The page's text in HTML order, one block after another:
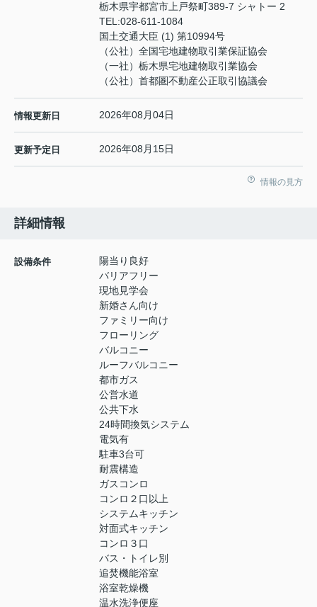
栃木県宇都宮市上戸祭町389-7 シャトー 2
TEL:028-611-1084
国土交通大臣 (1) 第10994号
（公社）全国宅地建物取引業保証協会
（一社）栃木県宅地建物取引業協会
（公社）首都圏不動産公正取引協議会
情報更新日 2026年08月04日
更新予定日 2026年08月15日
情報の見方
詳細情報
設備条件
陽当り良好
バリアフリー
現地見学会
新婚さん向け
ファミリー向け
フローリング
バルコニー
ルーフバルコニー
都市ガス
公営水道
公共下水
24時間換気システム
電気有
駐車3台可
耐震構造
ガスコンロ
コンロ２口以上
システムキッチン
対面式キッチン
コンロ３口
バス・トイレ別
追焚機能浴室
浴室乾燥機
温水洗浄便座